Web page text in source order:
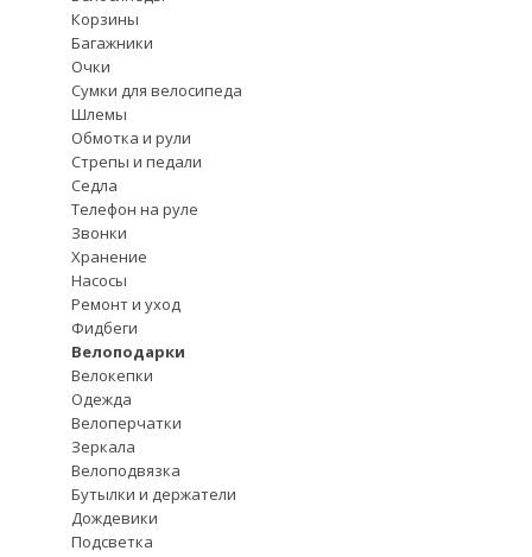
Корзины
Багажники
Очки
Сумки для велосипеда
Шлемы
Обмотка и рули
Стрепы и педали
Седла
Телефон на руле
Звонки
Хранение
Насосы
Ремонт и уход
Фидбеги
Велоподарки
Велокепки
Одежда
Велоперчатки
Зеркала
Велоподвязка
Бутылки и держатели
Дождевики
Подсветка